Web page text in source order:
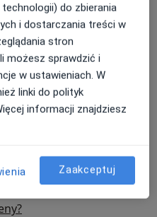
ortopedyczna
Popularna
do zbierania
i dostarczania treści w
stron
możesz sprawdzić i
w ustawieniach. W
linki do polityk
informacji znajdziesz
Zaakceptuj